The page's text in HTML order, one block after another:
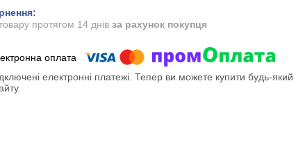
протягом 14 днів за рахунок покупця
електронні платежі. Тепер ви можете купити будь-